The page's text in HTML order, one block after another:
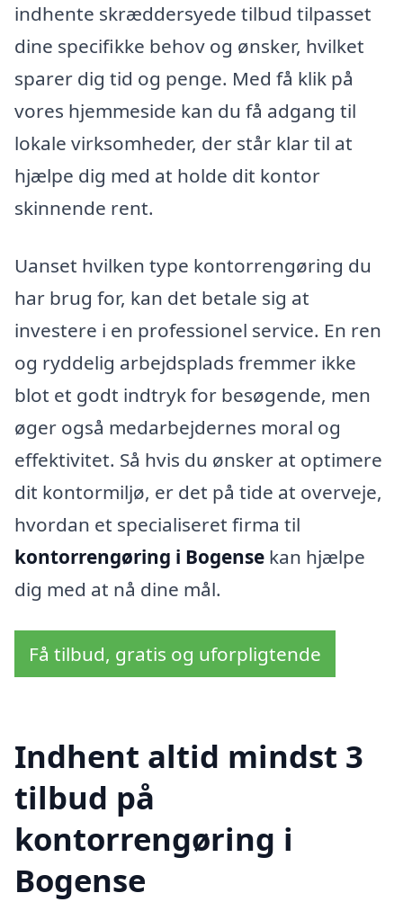
indhente skræddersyede tilbud tilpasset
dine specifikke behov og ønsker, hvilket
sparer dig tid og penge. Med få klik på
vores hjemmeside kan du få adgang til
lokale virksomheder, der står klar til at
hjælpe dig med at holde dit kontor
skinnende rent.
Uanset hvilken type kontorrengøring du
har brug for, kan det betale sig at
investere i en professionel service. En ren
og ryddelig arbejdsplads fremmer ikke
blot et godt indtryk for besøgende, men
øger også medarbejdernes moral og
effektivitet. Så hvis du ønsker at optimere
dit kontormiljø, er det på tide at overveje,
hvordan et specialiseret firma til
kontorrengøring i Bogense kan hjælpe
dig med at nå dine mål.
Få tilbud, gratis og uforpligtende
Indhent altid mindst 3
tilbud på
kontorrengøring i
Bogense